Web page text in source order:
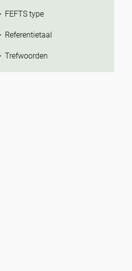
FEFTS type
Referentietaal
Trefwoorden